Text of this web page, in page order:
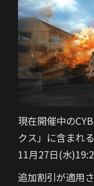
現在開催中の
クス」に含まれ
11月27日(水
追加割引が適用